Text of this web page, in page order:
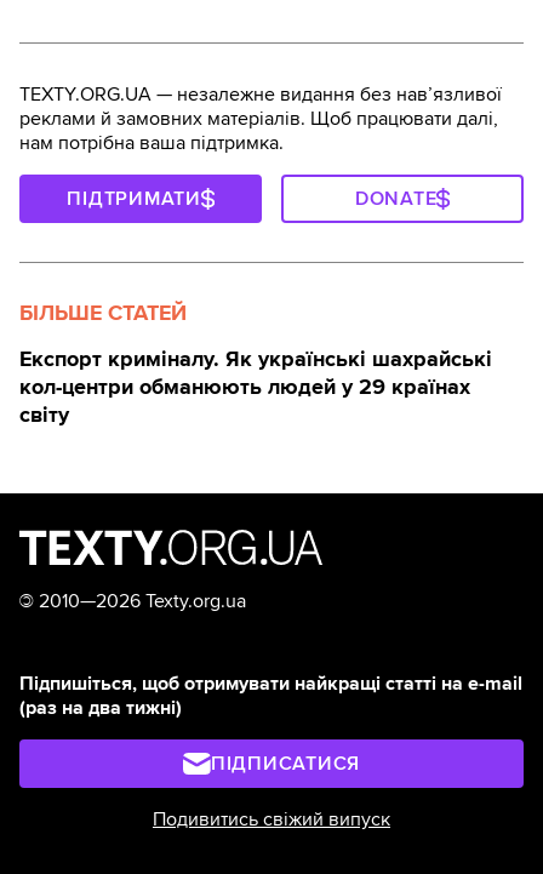
TEXTY.ORG.UA — незалежне видання без навʼязливої
реклами й замовних матеріалів. Щоб працювати далі,
нам потрібна ваша підтримка.
ПІДТРИМАТИ DONATE
БІЛЬШЕ СТАТЕЙ
Експорт криміналу. Як українські шахрайські
кол-центри обманюють людей у 29 країнах
світу
© 2010—2026 Texty.org.ua
Підпишіться, щоб отримувати найкращі статті на e-mail
(раз на два тижні)
ПІДПИСАТИСЯ
Подивитись свіжий випуск